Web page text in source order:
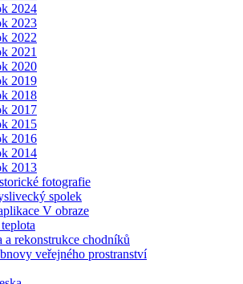
2024
2023
2022
2021
2020
2019
2018
2017
2015
2016
2014
2013
fotografie
spolek
V obraze
a rekonstrukce chodníků
veřejného prostranství